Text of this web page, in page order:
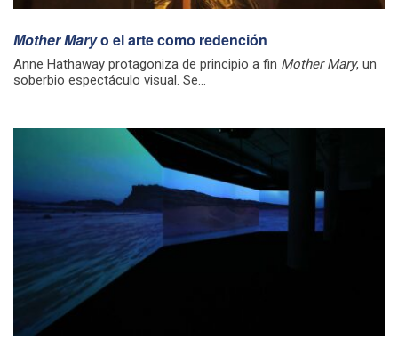
Mother Maryo el arte como redención
Anne Hathaway protagoniza de principio a fin Mother Mary, un
soberbio espectáculo visual. Se...